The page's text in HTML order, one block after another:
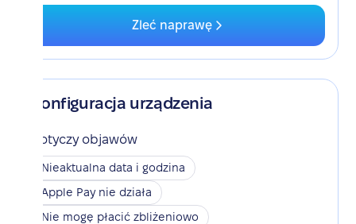
Zleć naprawę
Konfiguracja urządzenia
Dotyczy objawów
Nieaktualna data i godzina
Apple Pay nie działa
Nie mogę płacić zbliżeniowo